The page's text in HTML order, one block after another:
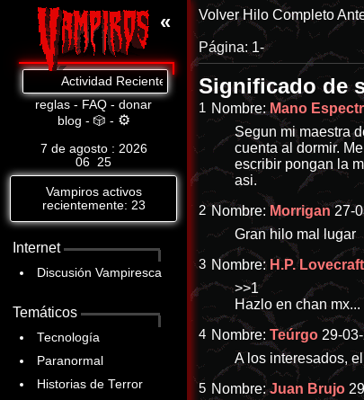
«
Actividad Reciente: Cat.8: https://
reglas - FAQ - donar
blog - 🎲 - ⚙
7 de agosto : 2026
06 25
Vampiros activos
recientemente: 23
Internet
Discusión Vampiresca
Temáticos
Tecnología
Paranormal
Historias de Terror
Volver Hilo Completo
Página: 1-
Significado de
1 Nombre: Mano
Segun mi maestra
cuenta al dormir.
escribir pongan la
asi.
2 Nombre: Morrigan 27-
Gran hilo mal lugar
3 Nombre: H.P. Lovecraft
>>1
Hazlo en chan mx...
4 Nombre:Teúrgo 29-
A los interesados,
5 Nombre:Juan Brujo